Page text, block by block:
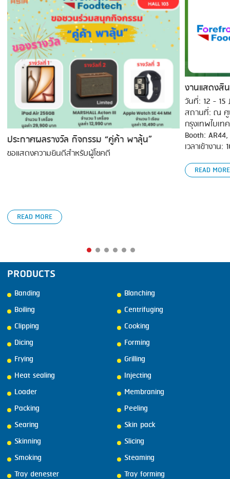
ประกาศผลรางวัล กิจกรรม “คู่ค้า พาลุ้น”
ขอแสดงความยินดีสำหรับผู้โชคดี
READ MORE
งานแสดงสิ
วันที่: 12 - 15
สถานที่: ณ ศู
กรุงเทพไบเ
Booth:
เวลาเข้างาน:
READ MORE
PRODUCTS
Banding
Blanching
Boiling
Centrifuging
Clipping
Cooking
Dicing
Forming
Frying
Grilling
Heat sealing
Injecting
Loader
Membraning
Packing
Peeling
Searing
Skin pack
Skinning
Slicing
Smoking
Steaming
Tray denester
Tray forming